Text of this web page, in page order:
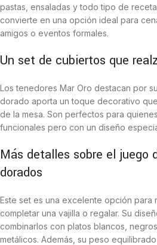
pastas, ensaladas y todo tipo de
convierte en una opción ideal para
amigos o eventos formales.
Un set de cubiertos que
Los tenedores Mar Oro destacan por
dorado aporta un toque decorativo
de la mesa. Son perfectos para
funcionales pero con un diseño
Más detalles sobre el juego
dorados
Este set es una excelente opción para
completar una vajilla o regalar. Su
combinarlos con platos blancos,
metálicos. Además, su peso